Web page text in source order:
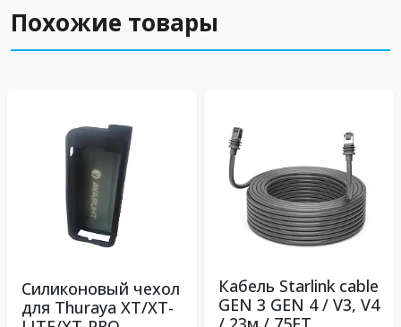
Похожие товары
Силиконовый чехол
для Thuraya XT/XT-
Кабель Starlink cable
GEN 3 GEN 4 / V3, V4